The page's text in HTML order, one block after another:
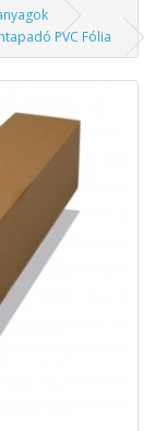
PVC Fólia